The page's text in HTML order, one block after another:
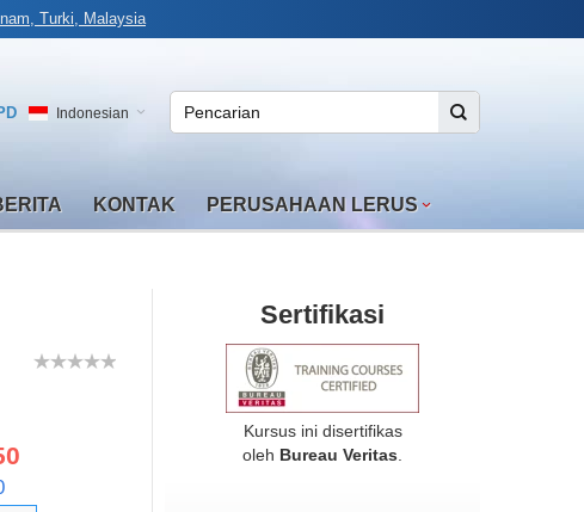
Turki, Malaysia
Indonesian
KONTAK PERUSAHAAN LERUS
Sertifikasi
Kursus ini disertifikas
oleh Bureau Veritas